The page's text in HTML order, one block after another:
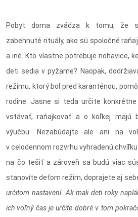
Pobyt doma zvádza k tomu, že
zabehnuté rituály, ako sú spoločné
a iné. Kto vlastne potrebuje nohavice,
deti sedia v pyžame? Naopak,
režimu, ktorý bol pred karanténou,
rodine. Jasne si teda určite
vstávať, raňajkovať a o koľkej majú
výučbu. Nezabúdajte ale ani na
v celodennom rozvrhu vyhradenú
na čo tešiť a zároveň sa budú viac
stanovíte deťom režim, doprajete aj
určitom nastavení. Ak mali deti roky
ich voľný čas je určite dobré v tom